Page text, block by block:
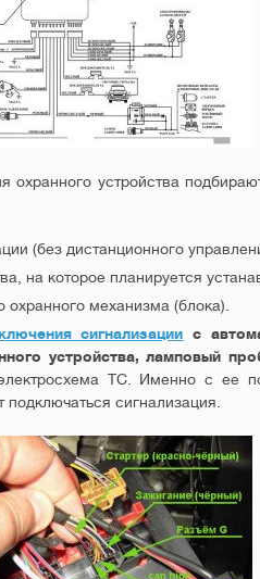
охранного устройства
(без дистанционного
на которое планируется
механизма (блока).
сигнализации с
устройства, ламповый
ТС. Именно с ее
сигнализация.